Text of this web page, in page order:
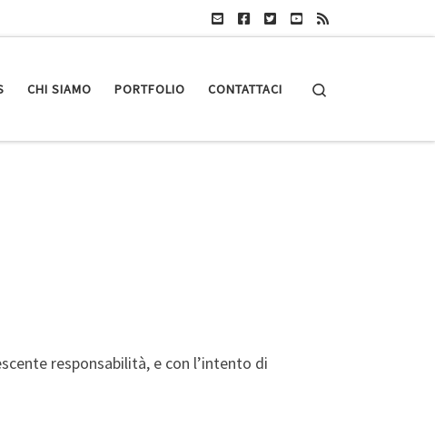
CHI SIAMO PORTFOLIO CONTATTACI
responsabilità, e con l’intento di